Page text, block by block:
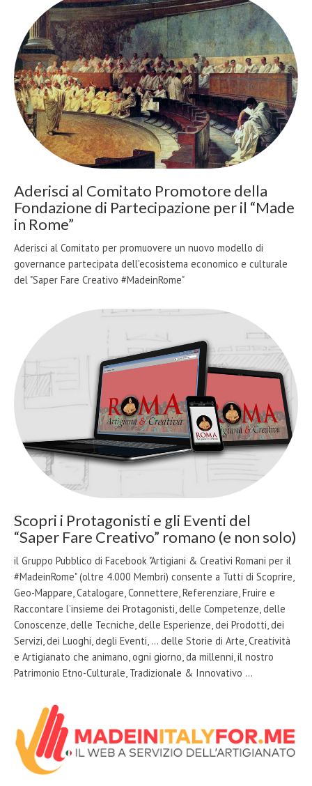
Aderisci al Comitato Promotore della
Fondazione di Partecipazione per il “Made
in Rome”
Aderisci al Comitato per promuovere un nuovo modello di
governance partecipata dell'ecosistema economico e culturale
del "Saper Fare Creativo #MadeinRome"
Scopri i Protagonisti e gli Eventi del
“Saper Fare Creativo” romano (e non solo)
il Gruppo Pubblico di Facebook "Artigiani & Creativi Romani per il
#MadeinRome" (oltre 4.000 Membri) consente a Tutti di Scoprire,
Geo-Mappare, Catalogare, Connettere, Referenziare, Fruire e
Raccontare l’insieme dei Protagonisti, delle Competenze, delle
Conoscenze, delle Tecniche, delle Esperienze, dei Prodotti, dei
Servizi, dei Luoghi, degli Eventi, … delle Storie di Arte, Creatività
e Artigianato che animano, ogni giorno, da millenni, il nostro
Patrimonio Etno-Culturale, Tradizionale & Innovativo …